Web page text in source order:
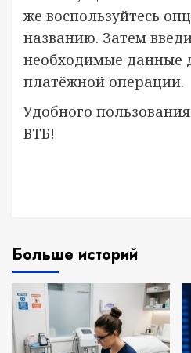
же воспользуйтесь
названию. Затем
необходимые данные
платёжной операции.
Удобного
ВТБ!
Больше историй